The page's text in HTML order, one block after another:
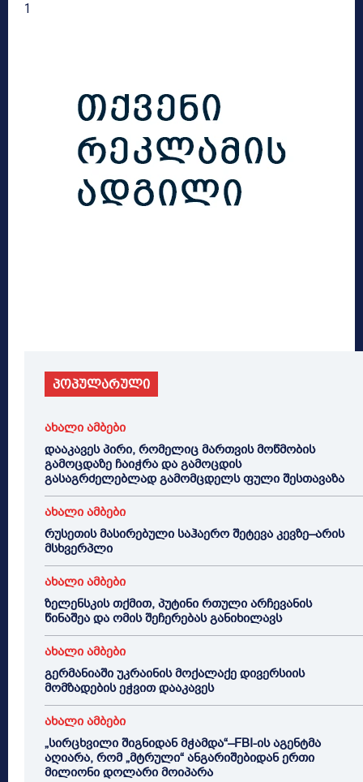
1
პოპულარული
ახალი ამბები
დააკავეს პირი, რომელიც მართვის მოწმობის
გამოცდაზე ჩაიჭრა და გამოცდის
გასაგრძელებლად გამომცდელს ფული შესთავაზა
ახალი ამბები
რუსეთის მასირებული საჰაერო შეტევა კევზე–არის
მსხვერპლი
ახალი ამბები
ზელენსკის თქმით, პუტინი რთული არჩევანის
წინაშეა და ომის შეჩერებას განიხილავს
ახალი ამბები
გერმანიაში უკრაინის მოქალაქე დივერსიის
მომზადების ეჭვით დააკავეს
ახალი ამბები
„სირცხვილი შიგნიდან მჭამდა“–FBI-ის აგენტმა
აღიარა, რომ „მტრული“ ანგარიშებიდან ერთი
მილიონი დოლარი მოიპარა